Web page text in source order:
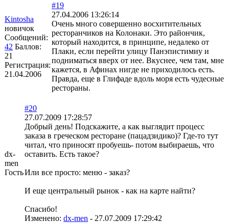
Kintosha
новичок
Сообщений:
42 Баллов:
21
Регистрация:
21.04.2006
#19
27.04.2006 13:26:14
Очень много совершенно восхитительных
ресторанчиков на Колонаки. Это райончик,
который находится, в принципе, недалеко от
Плаки, если перейти улицу Панэпистимиу и
подниматься вверх от нее. Вкуснее, чем там, мне
кажется, в Афинах нигде не приходилось есть.
Правда, еще в Глифаде вдоль моря есть чудесные
рестораны.
dx-
men
Гость
#20
27.07.2009 17:28:57
Добрый день! Подскажите, а как выглядит процесс
заказа в греческом ресторане (пацадзидико)? Где-то тут
читал, что приносят пробуешь- потом выбираешь, что
оставить. Есть такое?
Или все просто: меню - заказ?
И еще центральный рынок - как на карте найти?
Спасибо!
Изменено: dx-men - 27.07.2009 17:29:42